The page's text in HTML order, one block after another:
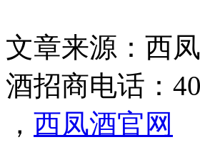
文章来源：西
酒招商电话：
， 西凤酒官网